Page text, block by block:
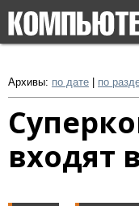
Архивы: по дате по
входят